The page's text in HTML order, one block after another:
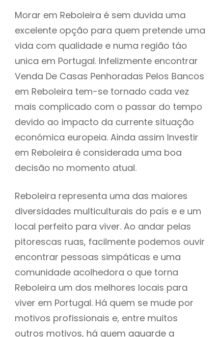
Morar em Reboleira é sem duvida uma
excelente opção para quem pretende uma
vida com qualidade e numa região táo
unica em Portugal. Infelizmente encontrar
Venda De Casas Penhoradas Pelos Bancos
em Reboleira tem-se tornado cada vez
mais complicado com o passar do tempo
devido ao impacto da currente situação
económica europeia. Ainda assim Investir
em Reboleira é considerada uma boa
decisão no momento atual.
Reboleira representa uma das maiores
diversidades multiculturais do país e e um
local perfeito para viver. Ao andar pelas
pitorescas ruas, facilmente podemos ouvir
encontrar pessoas simpáticas e uma
comunidade acolhedora o que torna
Reboleira um dos melhores locais para
viver em Portugal. Há quem se mude por
motivos profissionais e, entre muitos
outros motivos, há quem aguarde a